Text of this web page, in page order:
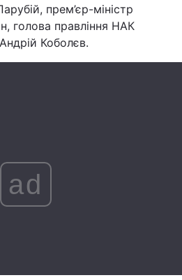
Погода
Регіони
Вакансії
прем’єр-міністр
голова правління НАК
Коболєв.
ad